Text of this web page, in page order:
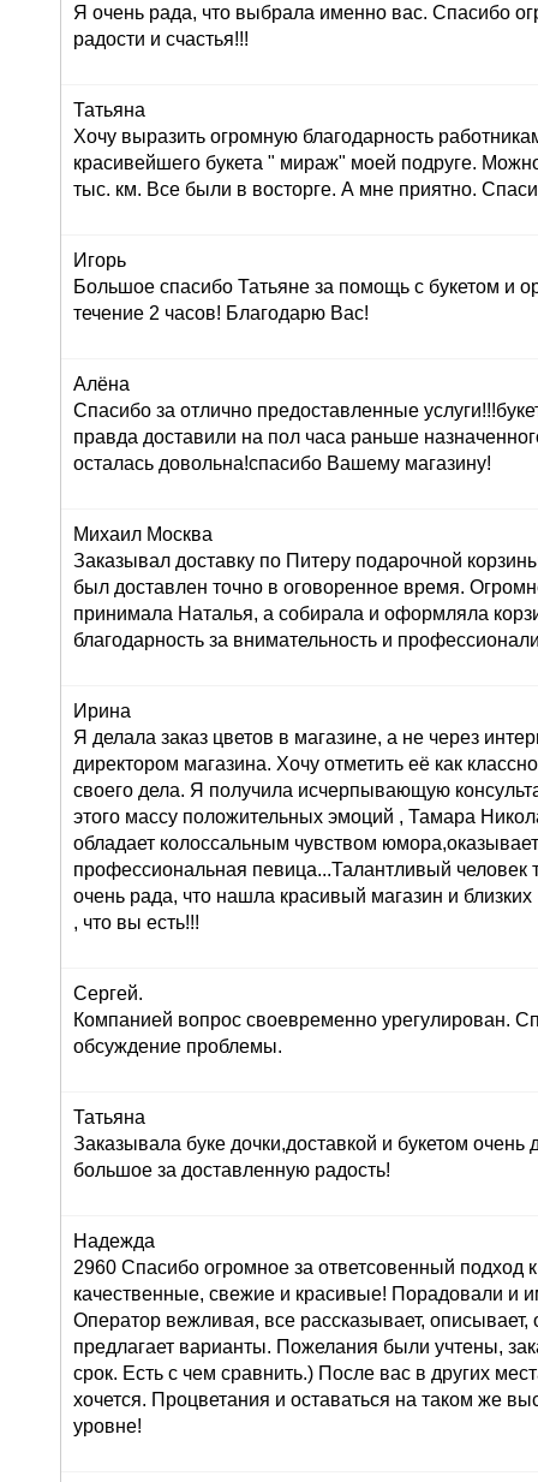
Я очень рада, что выбрала именно вас. Спасибо
радости и счастья!!!
Татьяна
Хочу выразить огромную благодарность
красивейшего букета " мираж" моей подруге.
тыс. км. Все были в восторге. А мне приятно.
Игорь
Большое спасибо Татьяне за помощь с букетом и
течение 2 часов! Благодарю Вас!
Алёна
Спасибо за отлично предоставленные
правда доставили на пол часа раньше
осталась довольна!спасибо Вашему магазину!
Михаил Москва
Заказывал доставку по Питеру подарочной
был доставлен точно в оговоренное время.
принимала Наталья, а собирала и оформляла
благодарность за внимательность и
Ирина
Я делала заказ цветов в магазине, а не через
директором магазина. Хочу отметить её как
своего дела. Я получила исчерпывающую
этого массу положительных эмоций , Тамара
обладает колоссальным чувством
профессиональная певица...Талантливый человек
очень рада, что нашла красивый магазин и
, что вы есть!!!
Сергей.
Компанией вопрос своевременно урегулирован.
обсуждение проблемы.
Татьяна
Заказывала буке дочки,доставкой и букетом
большое за доставленную радость!
Надежда
2960 Спасибо огромное за ответсовенный подход
качественные, свежие и красивые! Порадовали и
Оператор вежливая, все рассказывает, описывает,
предлагает варианты. Пожелания были учтены,
срок. Есть с чем сравнить.) После вас в других
хочется. Процветания и оставаться на таком же
уровне!